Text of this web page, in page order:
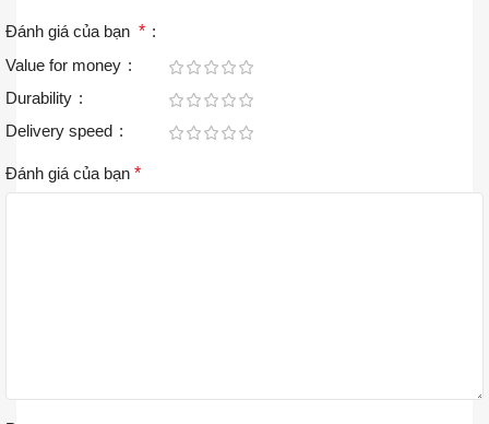
Đánh giá của bạn *
Value for money
Durability
Delivery speed
Đánh giá của bạn *